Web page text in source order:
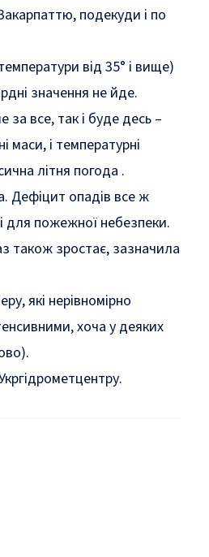
подекуди і по
від 35° і вище)
значення не йде.
за все, так і буде десь –
маси, і температурні
літня погода .
Дефіцит опадів все ж
для пожежної небезпеки.
також зростає, зазначила
які нерівномірно
хоча у деяких
.